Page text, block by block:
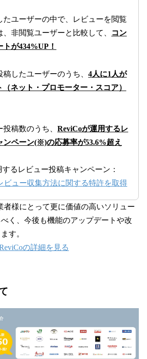
たユーザーの中で、レビューを閲覧
、非閲覧ユーザーと比較して、
コン
が434%UP！
稿したユーザーのうち、 4人に1人が
ネット・プロモーター・スコア）
投稿数のうち、 ReviCoが運用するレ
ンペーン(※)の応募率が53.6%超え
るレビュー投稿キャンペーン：
ビュー収集方法に関する特許を取得
者様にとって更に価値の高いソリュー
く、今後も機能のアップデートや改
す。
の詳細を見る